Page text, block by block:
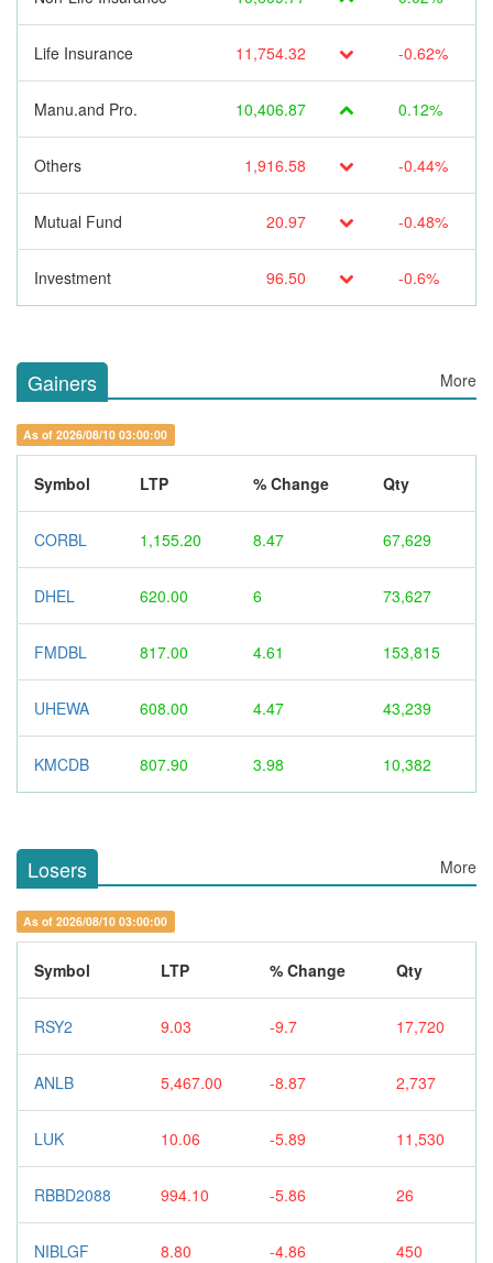
Life Insurance 11,754.32 -0.62%
Manu.and Pro. 10,406.87 0.12%
Others 1,916.58 -0.44%
Mutual Fund 20.97 -0.48%
Investment 96.50 -0.6%
Gainers More
As of 2026/08/10 03:00:00
Symbol LTP % Change Qty
CORBL 1,155.20 8.47 67,629
DHEL 620.00 6 73,627
FMDBL 817.00 4.61 153,815
UHEWA 608.00 4.47 43,239
KMCDB 807.90 3.98 10,382
Losers More
As of 2026/08/10 03:00:00
Symbol LTP % Change Qty
RSY2 9.03 -9.7 17,720
ANLB 5,467.00 -8.87 2,737
LUK 10.06 -5.89 11,530
RBBD2088 994.10 -5.86 26
NIBLGF 8.80 -4.86 450